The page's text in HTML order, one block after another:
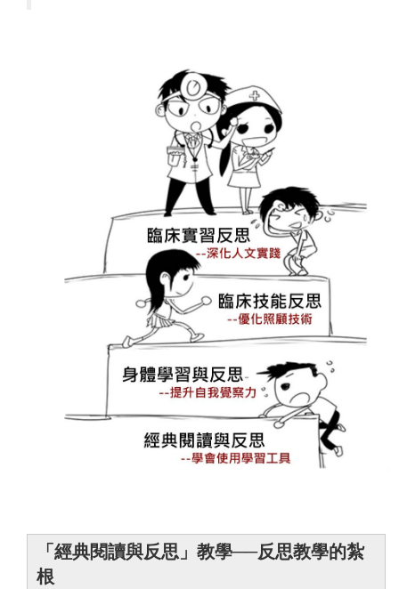
「經典閱讀與反思」教學──反思教學的紮
根